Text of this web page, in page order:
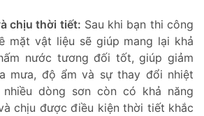
chịu thời tiết: Sau khi bạn thi công
mặt vật liệu sẽ giúp mang lại khả
nước tương đối tốt, giúp giảm
mưa, độ ẩm và sự thay đổi nhiệt
dòng sơn còn có khả năng
chịu được điều kiện thời tiết khắc